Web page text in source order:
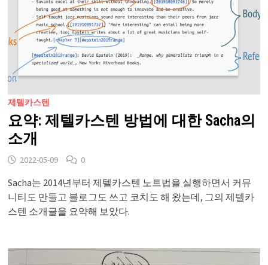
제텔카스텐
요약: 제텔카스텐 방법에 대한 Sacha의
소개
2022-05-09 0
Sacha는 2014년부터 제텔카스텐 노트법을 실행하면서 커뮤
니티도 만들고 블로그도 쓰고 코치도 해 왔는데, 그의 제텔카
스텐 소개글을 요약해 보았다.